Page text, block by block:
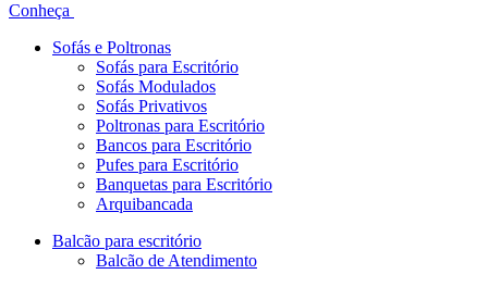
Conheça
Sofás e Poltronas
Sofás para Escritório
Sofás Modulados
Sofás Privativos
Poltronas para Escritório
Bancos para Escritório
Pufes para Escritório
Banquetas para Escritório
Arquibancada
Balcão para escritório
Balcão de Atendimento